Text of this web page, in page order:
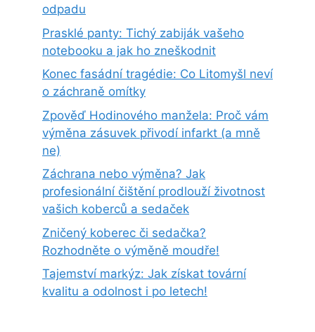
odpadu
Prasklé panty: Tichý zabiják vašeho
notebooku a jak ho zneškodnit
Konec fasádní tragédie: Co Litomyšl neví
o záchraně omítky
Zpověď Hodinového manžela: Proč vám
výměna zásuvek přivodí infarkt (a mně
ne)
Záchrana nebo výměna? Jak
profesionální čištění prodlouží životnost
vašich koberců a sedaček
Zničený koberec či sedačka?
Rozhodněte o výměně moudře!
Tajemství markýz: Jak získat tovární
kvalitu a odolnost i po letech!